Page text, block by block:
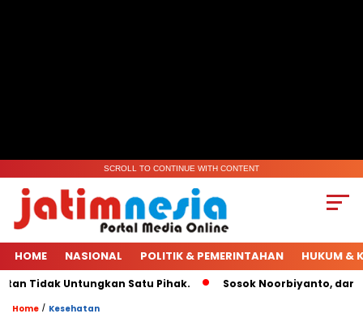
SCROLL TO CONTINUE WITH CONTENT
HOME NASIONAL POLITIK & PEMERINTAHAN HUKUM &
Tidak Untungkan Satu Pihak. Sosok Noorbiyanto, dari
Home / Kesehatan